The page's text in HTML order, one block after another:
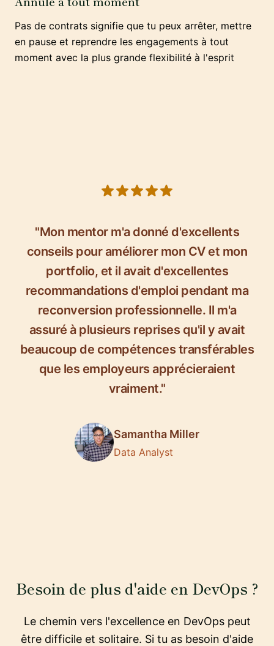
Pas de contrats signifie que tu peux arrêter, mettre
en pause et reprendre les engagements à tout
moment avec la plus grande flexibilité à l'esprit
"Mon mentor m'a donné d'excellents
conseils pour améliorer mon CV et mon
portfolio, et il avait d'excellentes
recommandations d'emploi pendant ma
reconversion professionnelle. Il m'a
assuré à plusieurs reprises qu'il y avait
beaucoup de compétences transférables
que les employeurs apprécieraient
vraiment."
Samantha Miller
Data Analyst
Besoin de plus d'aide en DevOps ?
Le chemin vers l'excellence en DevOps peut
être difficile et solitaire. Si tu as besoin d'aide